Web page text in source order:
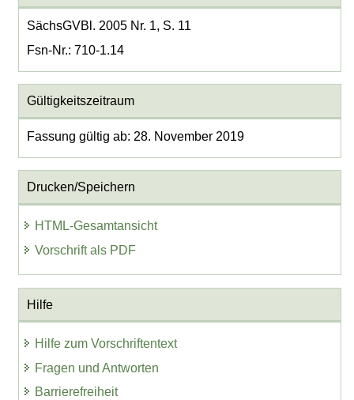
SächsGVBl. 2005 Nr. 1, S. 11
Fsn-Nr.: 710-1.14
Gültigkeitszeitraum
Fassung gültig ab: 28. November 2019
Drucken/Speichern
HTML-Gesamtansicht
Vorschrift als PDF
Hilfe
Hilfe zum Vorschriftentext
Fragen und Antworten
Barrierefreiheit